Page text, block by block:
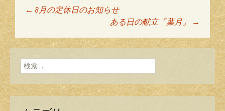
投稿ナビゲーショ
ン
← 8月の定休日のお知らせ
ある日の献立「葉月」
→
検索: